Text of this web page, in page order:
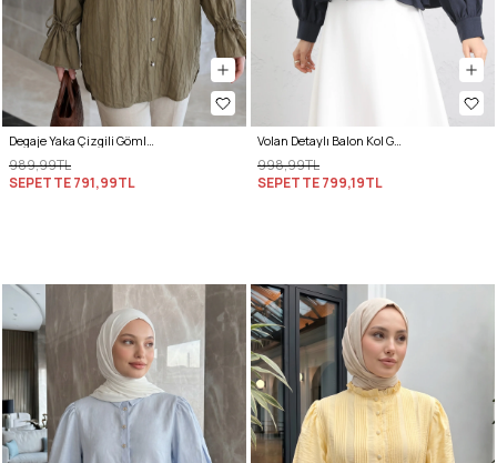
Degaje Yaka Çizgili Gömlek Y0121 - MAT HAKİ
989,99TL
SEPETTE791,99TL
Volan Detaylı Balon Kol Gömlek Y0095 - LACİVERT
998,99TL
SEPETTE799,19TL